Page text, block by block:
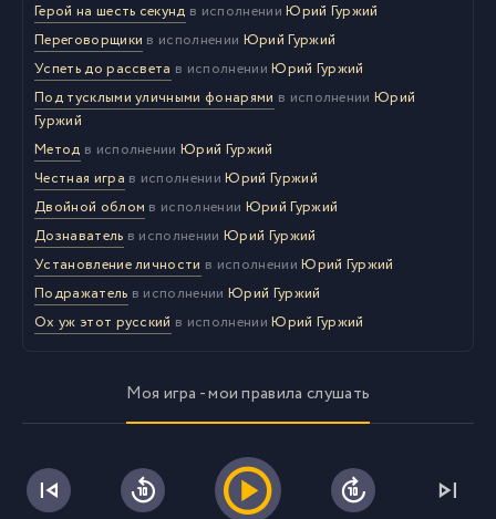
Герой на шесть секунд в исполненииЮрий Гуржий
Переговорщики в исполнении Юрий Гуржий
Успеть до рассвета в исполненииЮрий Гуржий
Под тусклыми уличными фонарями в исполненииЮрий
Гуржий
Метод в исполненииЮрий Гуржий
Честная игра в исполненииЮрий Гуржий
Двойной облом в исполнении Юрий Гуржий
Дознаватель в исполненииЮрий Гуржий
Установление личности в исполненииЮрий Гуржий
Подражатель в исполненииЮрий Гуржий
Ох уж этот русский в исполненииЮрий Гуржий
Моя игра - мои правила слушать